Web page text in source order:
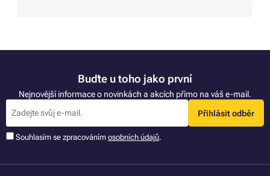
Buďte u toho jako první
Nejnovější informace o novinkách a akcích přímo na váš e-mail.
Přihlásit odběr
Souhlasím se zpracováním osobních údajů.